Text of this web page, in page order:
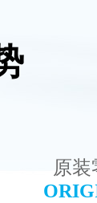
设备
原装